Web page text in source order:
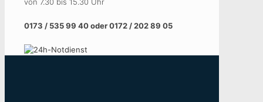
von 7.30 bis 15.30 Uhr
0173 / 535 99 40 oder 0172 / 202 89 05